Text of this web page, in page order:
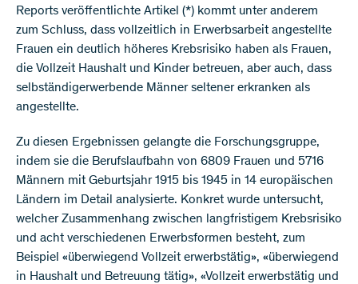
Reports veröffentlichte Artikel (*) kommt unter anderem
zum Schluss, dass vollzeitlich in Erwerbsarbeit angestellte
Frauen ein deutlich höheres Krebsrisiko haben als Frauen,
die Vollzeit Haushalt und Kinder betreuen, aber auch, dass
selbständigerwerbende Männer seltener erkranken als
angestellte.
Zu diesen Ergebnissen gelangte die Forschungsgruppe,
indem sie die Berufslaufbahn von 6809 Frauen und 5716
Männern mit Geburtsjahr 1915 bis 1945 in 14 europäischen
Ländern im Detail analysierte. Konkret wurde untersucht,
welcher Zusammenhang zwischen langfristigem Krebsrisiko
und acht verschiedenen Erwerbsformen besteht, zum
Beispiel «überwiegend Vollzeit erwerbstätig», «überwiegend
in Haushalt und Betreuung tätig», «Vollzeit erwerbstätig und